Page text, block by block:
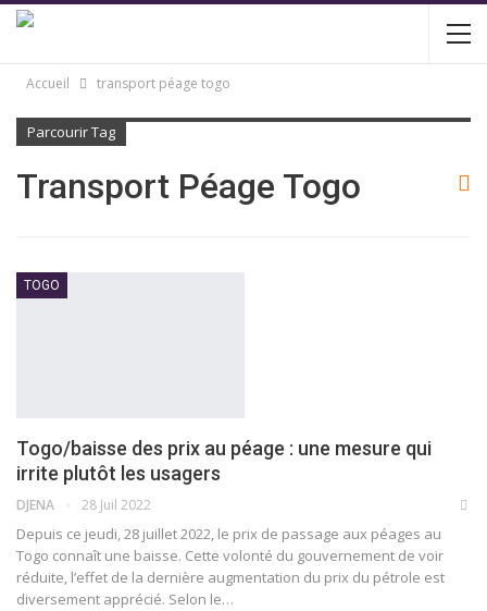
Accueil transport péage togo
Parcourir Tag
Transport Péage Togo
TOGO
Togo/baisse des prix au péage : une mesure qui
irrite plutôt les usagers
DJENA 28 Juil 2022
Depuis ce jeudi, 28 juillet 2022, le prix de passage aux péages au
Togo connaît une baisse. Cette volonté du gouvernement de voir
réduite, l’effet de la dernière augmentation du prix du pétrole est
diversement apprécié. Selon le…